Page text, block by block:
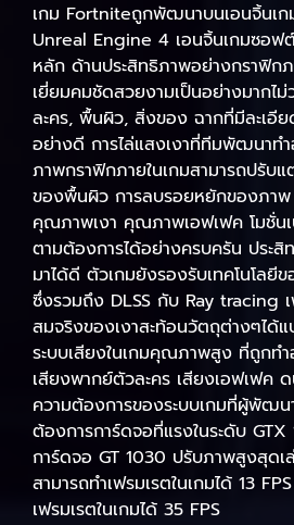
เกม Fortniteถูกพัฒนาบนเอนจิ้นเ
Unreal Engine 4 เอนจิ้นเกมซอฟ
หลัก ด้านประสิทธิภาพอย่างกราฟิกภ
เยี่ยมคมชัดสวยงามเป็นอย่างมากไม่
ละคร, พื้นผิว, สิ่งของ ฉากที่มีละเอี
อย่างดี การไล่แสงเงาที่ทีมพัฒนาท
ภาพกราฟิกภายในเกมสามารถปรับ
ของพื้นผิว การลบรอยหยักของภา
คุณภาพเงา คุณภาพเอฟเฟค โมชั่น
ตามต้องการได้อย่างครบครัน ประสิ
มาได้ดี ตัวเกมยังรองรับเทคโนโลยี
ซึ่งรวมถึง DLSS กับ Ray tracing
สมจริงของเงาสะท้อนวัตถุต่างๆได้
ระบบเสียงในเกมคุณภาพสูง ที่ถูกท
เสียงพากย์ตัวละคร เสียงเอฟเฟค
ความต้องการของระบบเกมที่ผู้พัฒน
ต้องการการ์ดจอที่แรงในระดับ
การ์ดจอ GT 1030 ปรับภาพสูงสุดเ
สามารถทำเฟรมเรตในเกมได้ 13
เฟรมเรตในเกมได้ 35 FPS